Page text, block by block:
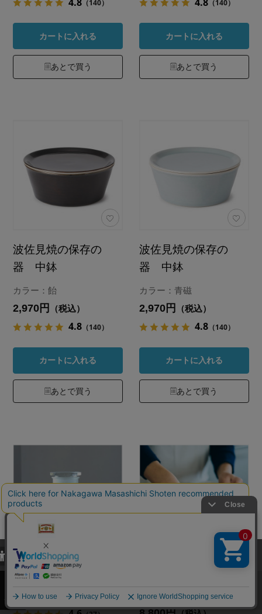
（140）
カートに入れる
あとで買う
（140）
カートに入れる
あとで買う
波佐見焼の保存の
器 中鉢
カラー：飴
2,970円 （税込）
4.8 （140）
カートに入れる
あとで買う
波佐見焼の保存の
器 中鉢
カラー：青磁
2,970円 （税込）
4.8 （140）
カートに入れる
あとで買う
吹きガラスの保存瓶
8,800円（税込）
のぬか漬け容器
当サイトでは、当サイト内における閲覧履歴・属性情報などの取得およ
び利便性向上のためにクッキー（Cookie）を使用いたします。詳細に
関しては「プライバシーポリシー
承諾する